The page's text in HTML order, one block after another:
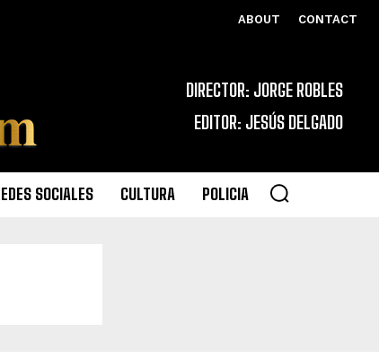
ABOUT CONTACT
DIRECTOR: JORGE ROBLES
EDITOR: JESÚS DELGADO
SOCIALES CULTURA POLICIA